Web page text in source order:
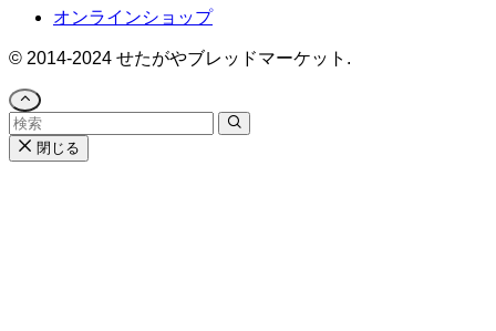
オンラインショップ
© 2014-2024 せたがやブレッドマーケット.
閉じる